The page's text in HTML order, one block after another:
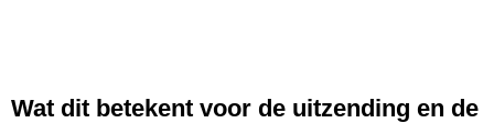
Wat dit betekent voor de uitzending en de